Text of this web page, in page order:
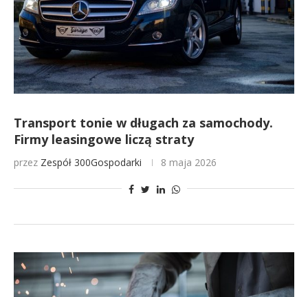
Transport tonie w długach za samochody.
Firmy leasingowe liczą straty
przez Zespół 300Gospodarki 8 maja 2026